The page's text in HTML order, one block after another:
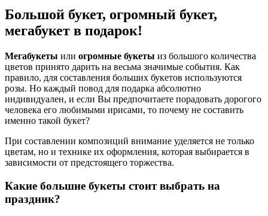
Большой букет, огромный букет,
мегабукет в подарок!
Мегабукеты или огромные букеты из большого количества
цветов принято дарить на весьма значимые события. Как
правило, для составления больших букетов используются
розы. Но каждый повод для подарка абсолютно
индивидуален, и если Вы предпочитаете порадовать дорогого
человека его любимыми ирисами, то почему не составить
именно такой букет?
При составлении композиций внимание уделяется не только
цветам, но и технике их оформления, которая выбирается в
зависимости от предстоящего торжества.
Какие большие букеты стоит выбрать на
праздник?